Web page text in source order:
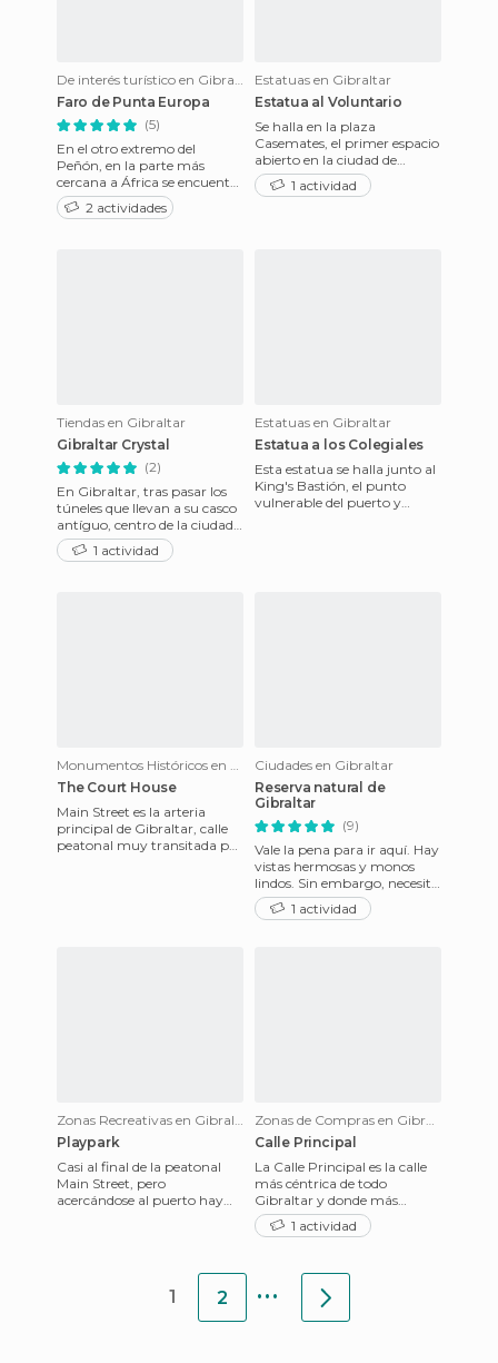
De interés turístico en Gibraltar
Faro de Punta Europa
(5)
En el otro extremo del
Peñón, en la parte más
cercana a África se encuentra
este faro construido en 1838,
aunque comenzó a funcion
2 actividades
Estatuas en Gibraltar
Estatua al Voluntario
Se halla en la plaza
Casemates, el primer espacio
abierto en la ciudad de
Gibraltar, con cerca de 100
tiendas de ocio. Como el may
1 actividad
Tiendas en Gibraltar
Gibraltar Crystal
(2)
En Gibraltar, tras pasar los
túneles que llevan a su casco
antíguo, centro de la ciudad,
encuentras una plaza llena
de tiendas. Un
1 actividad
Estatuas en Gibraltar
Estatua a los Colegiales
Esta estatua se halla junto al
King's Bastión, el punto
vulnerable del puerto y
Monumentos Históricos en Gibraltar
The Court House
Main Street es la arteria
principal de Gibraltar, calle
peatonal muy transitada por
Ciudades en Gibraltar
Reserva natural de
Gibraltar
(9)
Vale la pena para ir aquí. Hay
vistas hermosas y monos
lindos. Sin embargo, necesita
tener cuidado porque los
monos han robado la
1 actividad
Zonas Recreativas en Gibraltar
Playpark
Casi al final de la peatonal
Main Street, pero
acercándose al puerto hay
Zonas de Compras en Gibraltar
Calle Principal
La Calle Principal es la calle
más céntrica de todo
Gibraltar y donde más
tiendas se reúnen por metro
cuadradado, y con ello la ca
1 actividad
1 2 ...